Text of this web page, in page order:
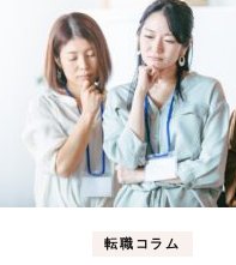
転職コラム